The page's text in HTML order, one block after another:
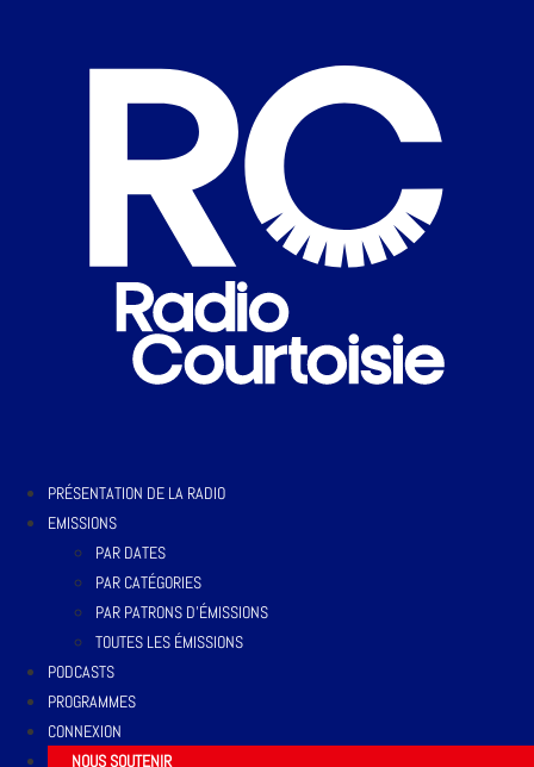
PRÉSENTATION DE LA RADIO
EMISSIONS
PAR DATES
PAR CATÉGORIES
PAR PATRONS D’ÉMISSIONS
TOUTES LES ÉMISSIONS
PODCASTS
PROGRAMMES
CONNEXION
NOUS SOUTENIR